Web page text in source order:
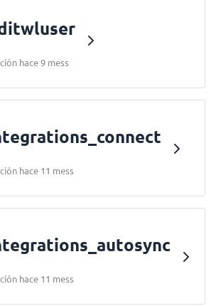
hace 9 mess
hace 11 mess
hace 11 mess